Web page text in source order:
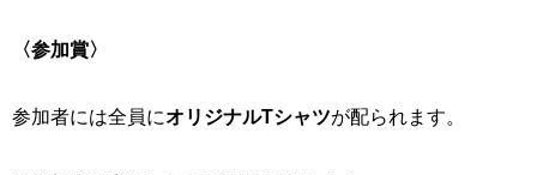
〈参加賞〉
参加者には全員にオリジナルTシャツが配られます。